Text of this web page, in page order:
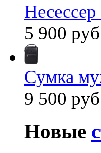
5 900 руб
Сумка
9 500 руб
Новые